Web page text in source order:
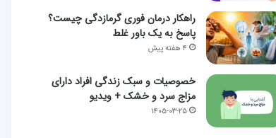
راهکار درمان فوری گرمازدگی چیست؟
پاسخ به یک باور غلط
۴ هفته پیش
خصوصیات و سبک زندگی افراد دارای
مزاج سرد و خشک + ویدیو
۱۴۰۵-۰۳-۲۵